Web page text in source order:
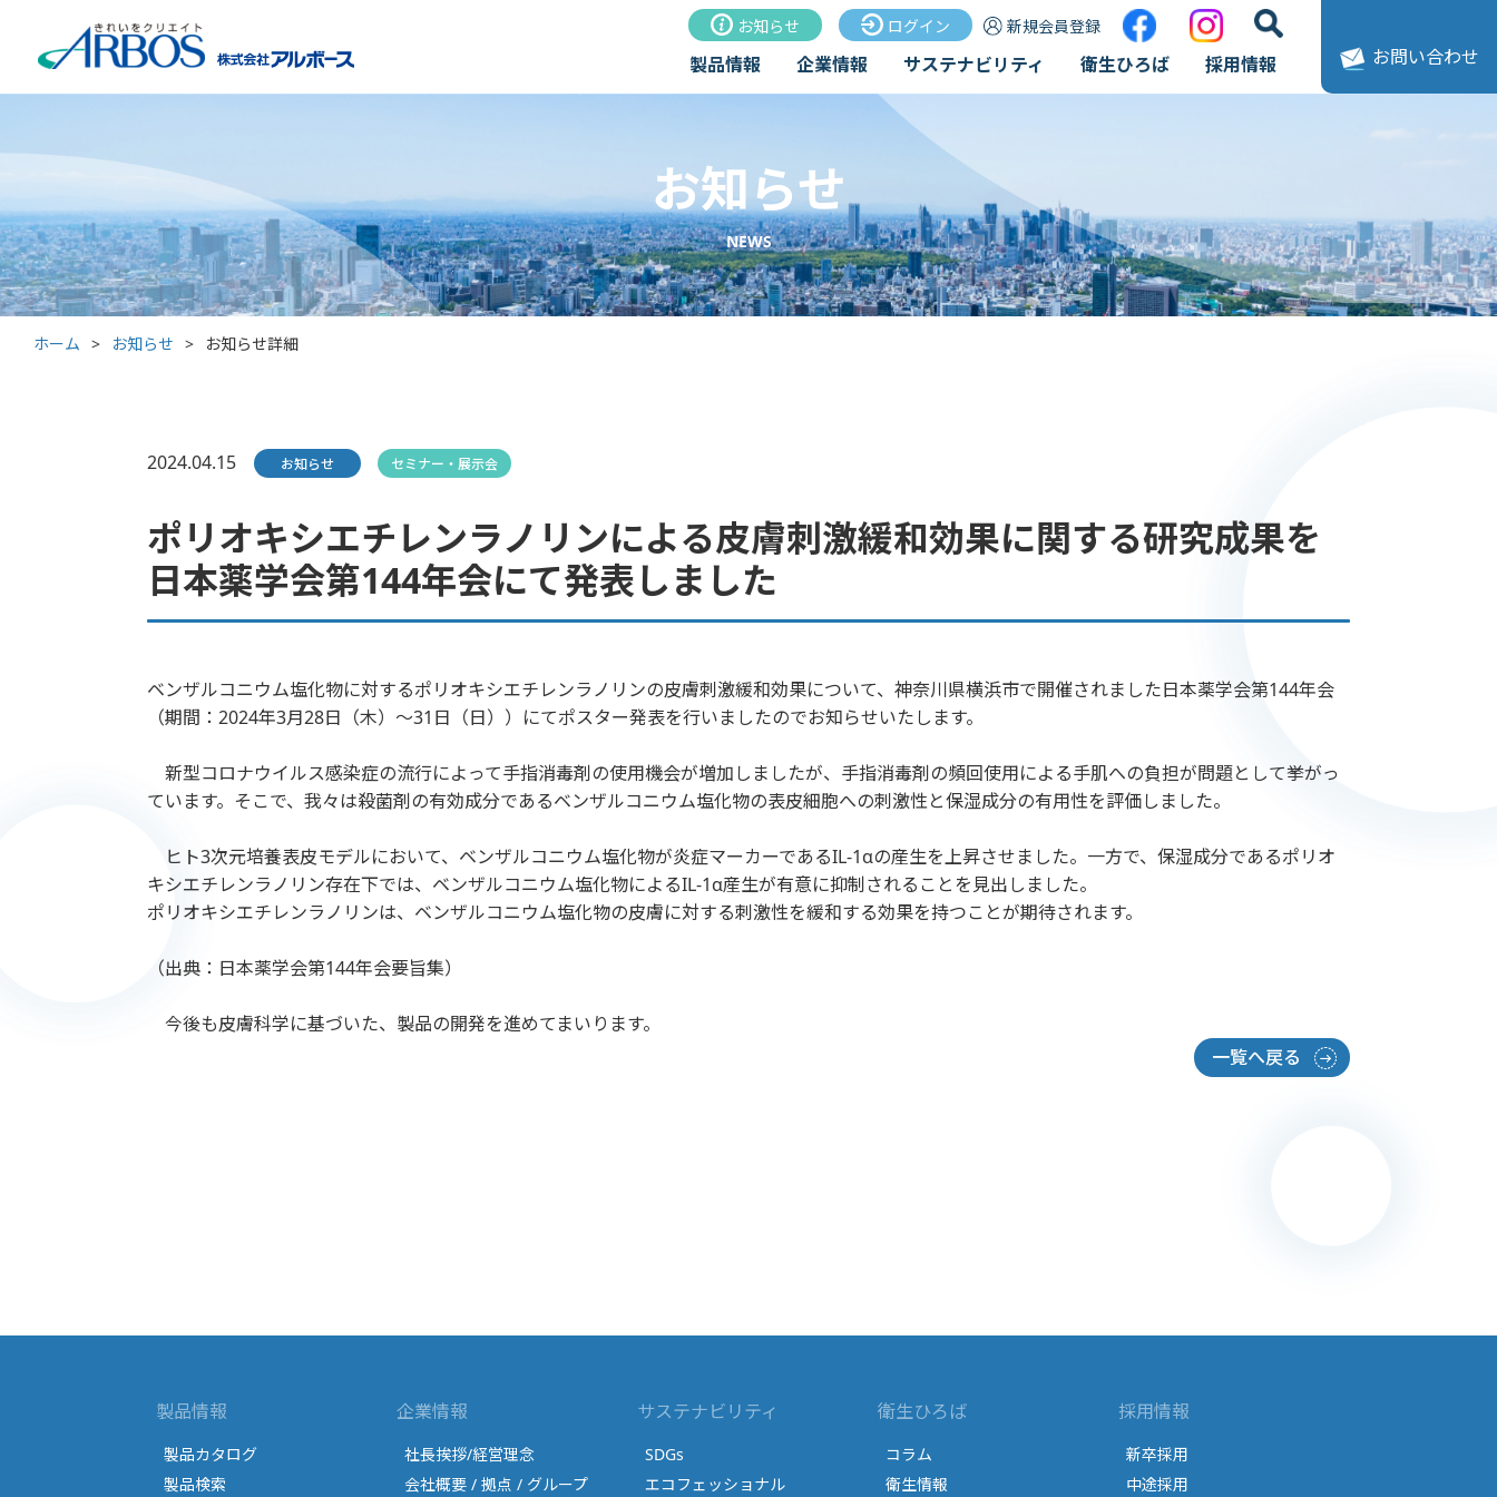
お知らせ ログイン 新規会員登録
製品情報 企業情報 サステナビリティ 衛生ひろば 採用情報 お問い合わせ
お知らせ
NEWS
ホーム > お知らせ > お知らせ詳細
2024.04.15 お知らせ セミナー・展示会
ポリオキシエチレンラノリンによる皮膚刺激緩和効果に関する研究成果を
日本薬学会第144年会にて発表しました
ベンザルコニウム塩化物に対するポリオキシエチレンラノリンの皮膚刺激緩和効果について、神奈川県横浜市で開催されました日本薬学会第144年会
（期間：2024年3月28日（木）～31日（日））にてポスター発表を行いましたのでお知らせいたします。
新型コロナウイルス感染症の流行によって手指消毒剤の使用機会が増加しましたが、手指消毒剤の頻回使用による手肌への負担が問題として挙がっ
ています。そこで、我々は殺菌剤の有効成分であるベンザルコニウム塩化物の表皮細胞への刺激性と保湿成分の有用性を評価しました。
ヒト3次元培養表皮モデルにおいて、ベンザルコニウム塩化物が炎症マーカーであるIL-1αの産生を上昇させました。一方で、保湿成分であるポリオ
キシエチレンラノリン存在下では、ベンザルコニウム塩化物によるIL-1α産生が有意に抑制されることを見出しました。
ポリオキシエチレンラノリンは、ベンザルコニウム塩化物の皮膚に対する刺激性を緩和する効果を持つことが期待されます。
（出典：日本薬学会第144年会要旨集）
今後も皮膚科学に基づいた、製品の開発を進めてまいります。
一覧へ戻る
製品情報
製品カタログ
製品検索
企業情報
社長挨拶/経営理念
会社概要 / 拠点 / グループ
サステナビリティ
SDGs
エコフェッショナル
衛生ひろば
コラム
衛生情報
採用情報
新卒採用
中途採用